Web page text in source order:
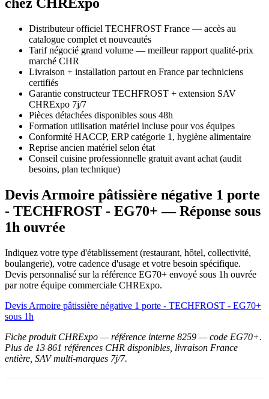
chez CHRExpo
Distributeur officiel TECHFROST France — accès au
catalogue complet et nouveautés
Tarif négocié grand volume — meilleur rapport qualité-prix
marché CHR
Livraison + installation partout en France par techniciens
certifiés
Garantie constructeur TECHFROST + extension SAV
CHRExpo 7j/7
Pièces détachées disponibles sous 48h
Formation utilisation matériel incluse pour vos équipes
Conformité HACCP, ERP catégorie 1, hygiène alimentaire
Reprise ancien matériel selon état
Conseil cuisine professionnelle gratuit avant achat (audit
besoins, plan technique)
Devis Armoire pâtissière négative 1 porte
- TECHFROST - EG70+ — Réponse sous
1h ouvrée
Indiquez votre type d'établissement (restaurant, hôtel, collectivité,
boulangerie), votre cadence d'usage et votre besoin spécifique.
Devis personnalisé sur la référence EG70+ envoyé sous 1h ouvrée
par notre équipe commerciale CHRExpo.
Devis Armoire pâtissière négative 1 porte - TECHFROST - EG70+
sous 1h
Fiche produit CHRExpo — référence interne 8259 — code EG70+.
Plus de 13 861 références CHR disponibles, livraison France
entière, SAV multi-marques 7j/7.